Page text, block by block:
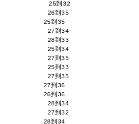
25到32
26到35
25到35
27到34
28到33
25到34
27到35
25到33
27到35
27到36
26到36
28到34
27到32
28到34